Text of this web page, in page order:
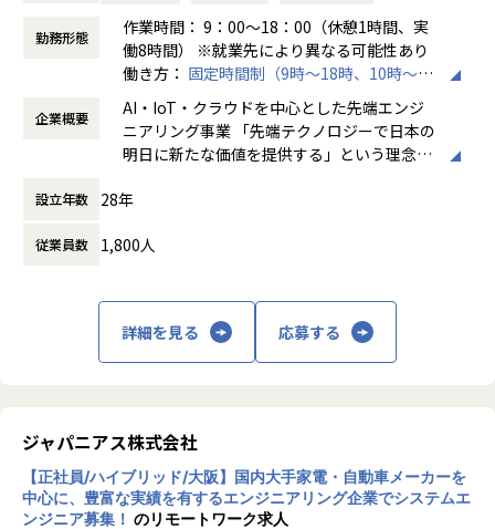
※ご志向・ご希望に応じて、プロジェクトを決定します
※地元密着主義のため、地元の大手企業でのプロジェクト
を前提としています。
＜魅力ポイント＞
★転勤がない会社
地域愛採用を行っているため、基本的にご自宅から通える
家族と一緒に過ごすことができ、好きな地域で安心して働
基本給で勝負している会社です！技術手当等で大きく見せ
ることをしておりません。
昇給は、基本給を上げていくため、賞与や残業代も必然的
スタンバイ期間は、しっかりJ-collegeにて研修を準備。
ベテラン講師からリアルタイムで教わる事ができます！決
して放置しない会社です。
AIの知見が増えたり資格取得をバックアップしています！
勤務形態
作業時間： 9：00～18：00（休憩1時間、実
働8時間） ※就業先により異なる可能性あり
働き方： 固定時間制（9時～18時、10時～19
時間外労働の有無： 有（月平均20時間～30
時間）
休憩時間： 60分
企業概要
AI・IoT・クラウドを中心とした先端エンジ
ニアリング事業 「先端テクノロジーで日本の
明日に新たな価値を提供する」という理念を
た先端テクノロジーの中で「ジャパニアスだ
アリング業界から必要とされ続ける会社を目
設立年数 28年
従業員数 1,800人
詳細を見る 応募する
ジャパニアス株式会社
【正社員/ハイブリッド/大阪】国内大手家電・自動車メーカーを
中心に、豊富な実績を有するエンジニアリング企業でシステムエ
ンジニア募集！ のリモートワーク求人